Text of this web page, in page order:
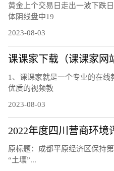
黄金上个交易日走出一波下跌
体阴线盘中19
2023-08-03
课课家下载（课课家网
1、课课家就是一个专业的在
优质的视频教
2023-08-03
2022年度四川营商环境
原标题：成都平原经济区保持
“土壤”...